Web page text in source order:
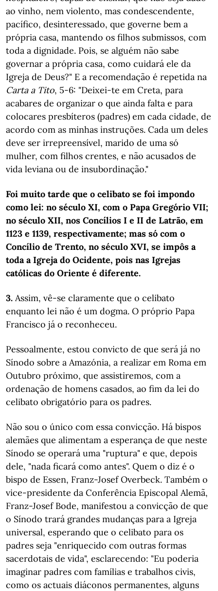
ao vinho, nem violento, mas condescendente,
pacífico, desinteressado, que governe bem a
própria casa, mantendo os filhos submissos, com
toda a dignidade. Pois, se alguém não sabe
governar a própria casa, como cuidará ele da
Igreja de Deus?" E a recomendação é repetida na
Carta a Tito, 5-6: "Deixei-te em Creta, para
acabares de organizar o que ainda falta e para
colocares presbíteros (padres) em cada cidade, de
acordo com as minhas instruções. Cada um deles
deve ser irrepreensível, marido de uma só
mulher, com filhos crentes, e não acusados de
vida leviana ou de insubordinação."
Foi muito tarde que o celibato se foi impondo
como lei: no século XI, com o Papa Gregório VII;
no século XII, nos Concílios I e II de Latrão, em
1123 e 1139, respectivamente; mas só com o
Concílio de Trento, no século XVI, se impôs a
toda a Igreja do Ocidente, pois nas Igrejas
católicas do Oriente é diferente.
3. Assim, vê-se claramente que o celibato
enquanto lei não é um dogma. O próprio Papa
Francisco já o reconheceu.
Pessoalmente, estou convicto de que será já no
Sínodo sobre a Amazónia, a realizar em Roma em
Outubro próximo, que assistiremos, com a
ordenação de homens casados, ao fim da lei do
celibato obrigatório para os padres.
Não sou o único com essa convicção. Há bispos
alemães que alimentam a esperança de que neste
Sínodo se operará uma "ruptura" e que, depois
dele, "nada ficará como antes". Quem o diz é o
bispo de Essen, Franz-Josef Overbeck. Também o
vice-presidente da Conferência Episcopal Alemã,
Franz-Josef Bode, manifestou a convicção de que
o Sínodo trará grandes mudanças para a Igreja
universal, esperando que o celibato para os
padres seja "enriquecido com outras formas
sacerdotais de vida", esclarecendo: "Eu poderia
imaginar padres com famílias e trabalhos civis,
como os actuais diáconos permanentes, alguns